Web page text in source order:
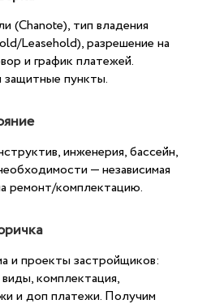
(Chanote), тип владения
Leasehold), разрешение на
и график платежей.
защитные пункты.
инженерия, бассейн,
— независимая
ремонт/комплектацию.
и проекты застройщиков:
комплектация,
и доп платежи. Получим